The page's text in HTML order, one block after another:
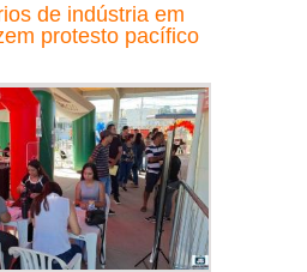
de indústria em
protesto pacífico